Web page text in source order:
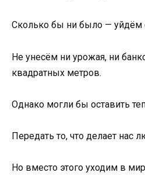
Сколько бы ни было — уйдём
Не унесём ни урожая, ни
квадратных метров.
Однако могли бы оставить
Передать то, что делает нас
Но вместо этого уходим в